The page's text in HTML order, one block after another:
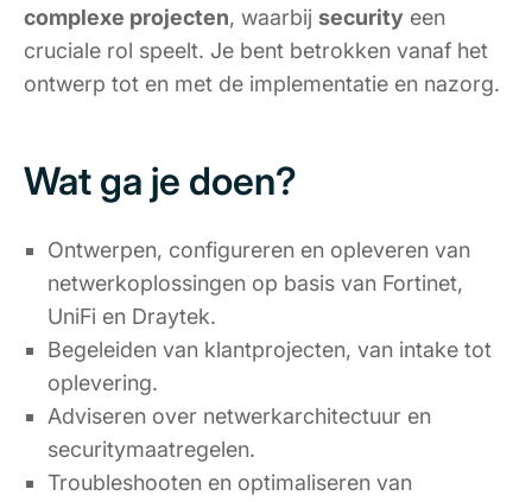
complexe projecten, waarbij security een
cruciale rol speelt. Je bent betrokken vanaf het
ontwerp tot en met de implementatie en nazorg.
Wat ga je doen?
Ontwerpen, configureren en opleveren van
netwerkoplossingen op basis van Fortinet,
UniFi en Draytek.
Begeleiden van klantprojecten, van intake tot
oplevering.
Adviseren over netwerkarchitectuur en
securitymaatregelen.
Troubleshooten en optimaliseren van